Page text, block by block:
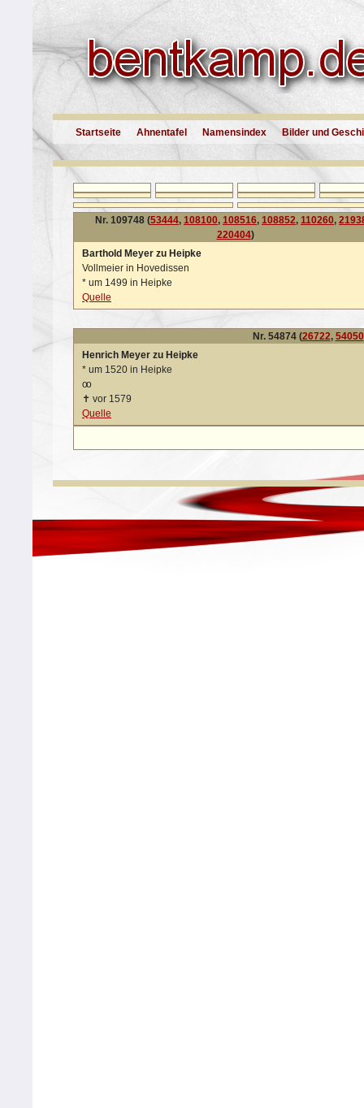
Startseite Ahnentafel Namensindex Bilder und
Nr. 109748 (53444, 108100, 108516, 108852, 110260,
220404)
Barthold Meyer zu Heipke
Vollmeier in Hovedissen
* um 1499 in Heipke
Quelle
Nr. 54874 (26722, 54050
Henrich Meyer zu Heipke
* um 1520 in Heipke
oo
✝ vor 1579
Quelle